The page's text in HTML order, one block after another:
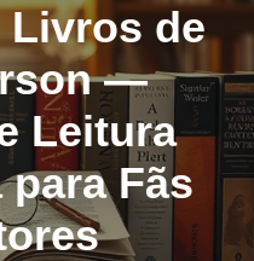
Livros de
—
Leitura
Fãs